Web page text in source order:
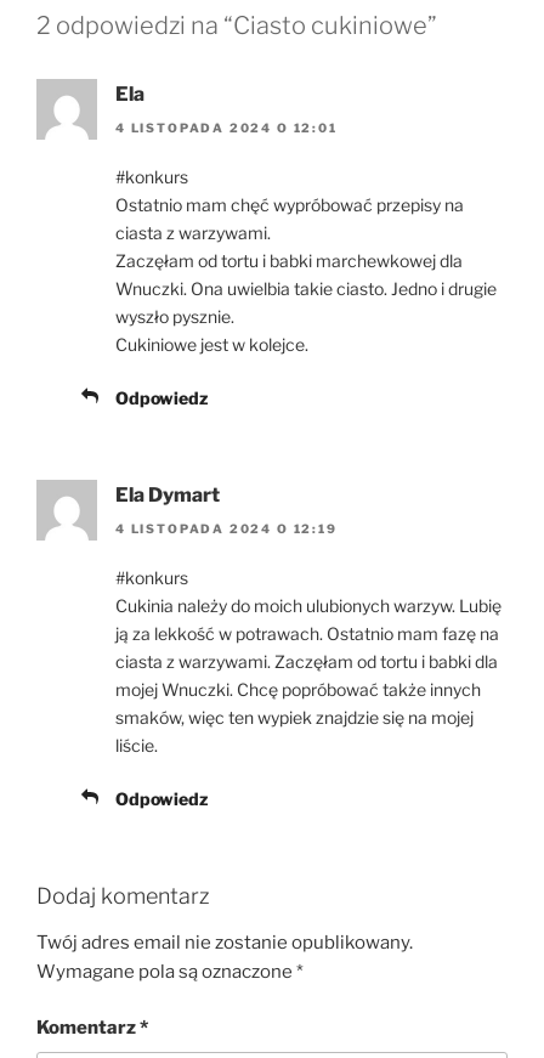
2 odpowiedzi na “Ciasto cukiniowe”
Ela
4 LISTOPADA 2024 O 12:01
#konkurs
Ostatnio mam chęć wypróbować przepisy na
ciasta z warzywami.
Zaczęłam od tortu i babki marchewkowej dla
Wnuczki. Ona uwielbia takie ciasto. Jedno i drugie
wyszło pysznie.
Cukiniowe jest w kolejce.
Odpowiedz
Ela Dymart
4 LISTOPADA 2024 O 12:19
#konkurs
Cukinia należy do moich ulubionych warzyw. Lubię
ją za lekkość w potrawach. Ostatnio mam fazę na
ciasta z warzywami. Zaczęłam od tortu i babki dla
mojej Wnuczki. Chcę popróbować także innych
smaków, więc ten wypiek znajdzie się na mojej
liście.
Odpowiedz
Dodaj komentarz
Twój adres email nie zostanie opublikowany.
Wymagane pola są oznaczone *
Komentarz*